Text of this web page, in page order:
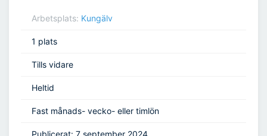
Arbetsplats: Kungälv
1 plats
Tills vidare
Heltid
Fast månads- vecko- eller timlön